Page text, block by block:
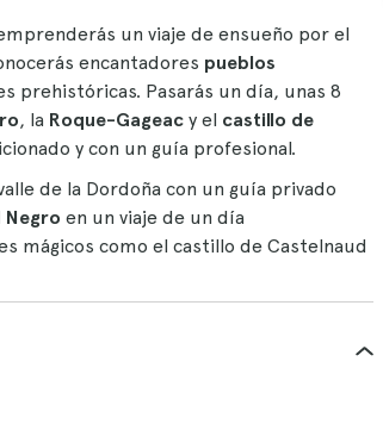
un viaje de ensueño por el
encantadores pueblos
prehistóricas. Pasarás un día, unas 8
, la Roque-Gageac y el castillo de
y con un guía profesional.
de la Dordoña con un guía privado
en un viaje de un día
mágicos como el castillo de Castelnaud